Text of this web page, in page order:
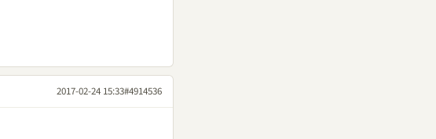
2017-02-24 15:33#4914536